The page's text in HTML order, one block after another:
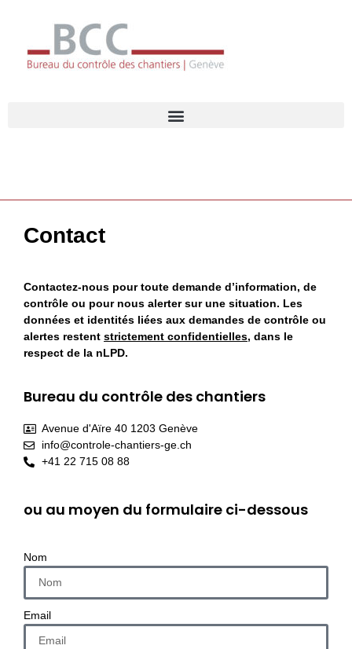
Contact
Contactez-nous pour toute demande d’information, de
contrôle ou pour nous alerter sur une situation. Les
données et identités liées aux demandes de contrôle ou
alertes restent strictement confidentielles, dans le
respect de la nLPD.
Bureau du contrôle des chantiers
Avenue d'Aïre 40 1203 Genève
info@controle-chantiers-ge.ch
+41 22 715 08 88
ou au moyen du formulaire ci-dessous
Nom
Email